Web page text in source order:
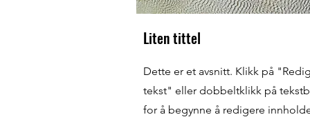
Liten tittel
Dette er et avsnitt. Klikk på
tekst" eller dobbeltklikk på
for å begynne å redigere